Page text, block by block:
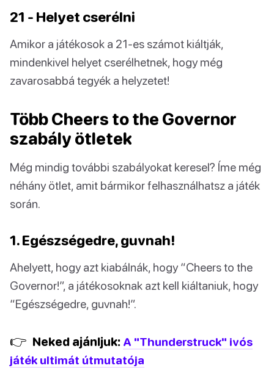
21 - Helyet cserélni
Amikor a játékosok a 21-es számot kiáltják,
mindenkivel helyet cserélhetnek, hogy még
zavarosabbá tegyék a helyzetet!
Több Cheers to the Governor
szabály ötletek
Még mindig további szabályokat keresel? Íme még
néhány ötlet, amit bármikor felhasználhatsz a játék
során.
1. Egészségedre, guvnah!
Ahelyett, hogy azt kiabálnák, hogy “Cheers to the
Governor!”, a játékosoknak azt kell kiáltaniuk, hogy
“Egészségedre, guvnah!”.
👉 Neked ajánljuk: A "Thunderstruck" ivós
játék ultimát útmutatója